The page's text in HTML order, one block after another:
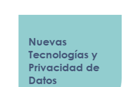
Nuevas
Tecnologías y
Privacidad de
Datos